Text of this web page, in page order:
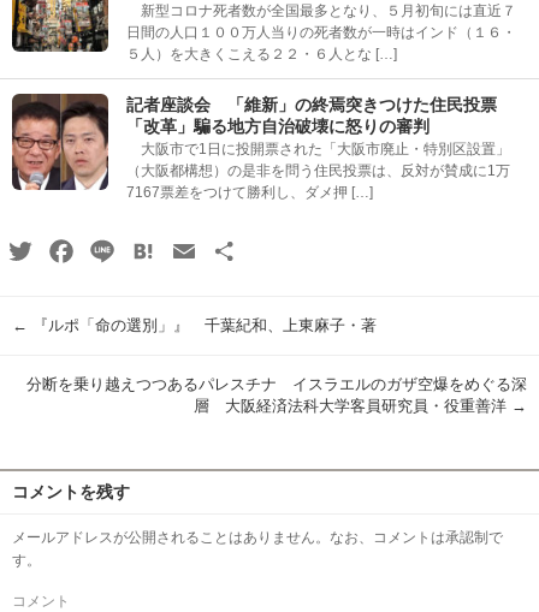
新型コロナ死者数が全国最多となり、５月初旬には直近７
日間の人口１００万人当りの死者数が一時はインド（１６・
５人）を大きくこえる２２・６人とな […]
記者座談会 「維新」の終焉突きつけた住民投票
「改革」騙る地方自治破壊に怒りの審判
大阪市で1日に投開票された「大阪市廃止・特別区設置」
（大阪都構想）の是非を問う住民投票は、反対が賛成に1万
7167票差をつけて勝利し、ダメ押 […]
TwitterFacebook
Line HatenaEmail
← 『ルポ「命の選別」』 千葉紀和、上東麻子・著
分断を乗り越えつつあるパレスチナ イスラエルのガザ空爆をめぐる深
層 大阪経済法科大学客員研究員・役重善洋 →
コメントを残す
メールアドレスが公開されることはありません。なお、コメントは承認制で
す。
コメント